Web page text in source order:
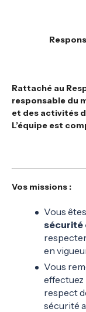
Rattaché au
responsable du
et des activités
L’équipe est
Vos missions :
Vous
sécurité
en
Vous
effectuez
respect
sécurité